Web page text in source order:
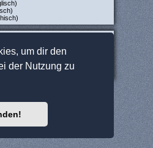
um dir den
der Nutzung zu